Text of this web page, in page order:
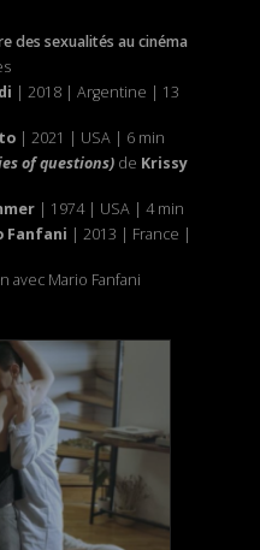
des sexualités au cinéma
| 2018 | Argentine | 13
| 2021 | USA | 6 min
of questions) de Krissy
| 1974 | USA | 4 min
Fanfani | 2013 | France |
avec Mario Fanfani